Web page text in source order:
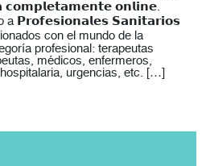
𝗰𝗼𝗺𝗽𝗹𝗲𝘁𝗮𝗺𝗲𝗻𝘁𝗲 𝗼𝗻𝗹𝗶𝗻𝗲.
a 𝗣𝗿𝗼𝗳𝗲𝘀𝗶𝗼𝗻𝗮𝗹𝗲𝘀 𝗦𝗮𝗻𝗶𝘁𝗮𝗿𝗶𝗼𝘀
con el mundo de la
profesional: terapeutas
médicos, enfermeros,
urgencias, etc. […]